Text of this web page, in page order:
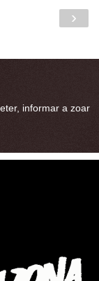
›
informar a zoar